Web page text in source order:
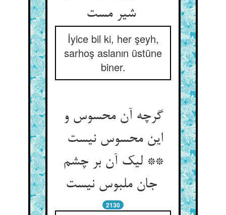
شیر مست
İyice bil ki, her şeyh,
sarhoş aslanın üstüne
biner.
گرچه آن محسوس و
این محسوس نیست
** لیک آن بر چشم
جان ملبوس نیست
2130